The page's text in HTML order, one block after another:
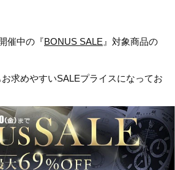
催中の『BONUS SALE 』対象商品の
求めやすいSALEプライスになってお